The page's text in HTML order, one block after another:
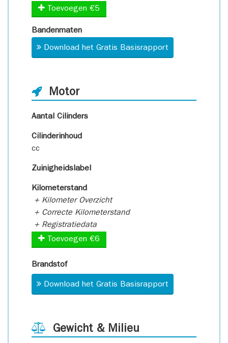
Toevoegen €5
Bandenmaten
Download het Gratis Basisrapport
Motor
Aantal Cilinders
Cilinderinhoud
cc
Zuinigheidslabel
Kilometerstand
+ Kilometer Overzicht
+ Correcte Kilometerstand
+ Registratiedata
Toevoegen €6
Brandstof
Download het Gratis Basisrapport
Gewicht & Milieu